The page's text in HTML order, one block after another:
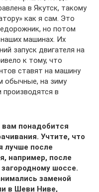
в Якутск, такому
как я сам. Это
но потом
машинах. Их
запуск двигателя на
к тому, что
ставят на машину
обычные, на зиму
в
вам понадобится
Учтите, что
лучше после
например, после
шоссе.
заменой
в Шеви Ниве,